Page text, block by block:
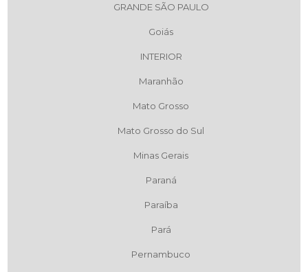
GRANDE SÃO PAULO
Goiás
INTERIOR
Maranhão
Mato Grosso
Mato Grosso do Sul
Minas Gerais
Paraná
Paraíba
Pará
Pernambuco